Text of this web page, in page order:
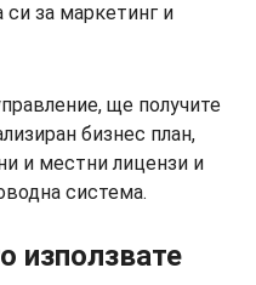
си за маркетинг и
ще получите
бизнес план,
и местни лицензи и
система.
използвате